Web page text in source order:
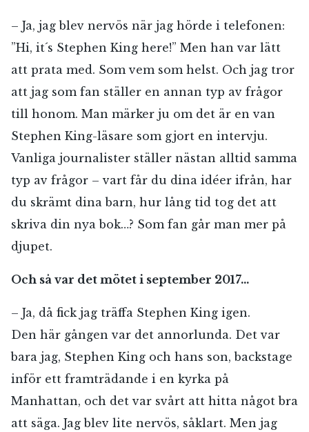
– Ja, jag blev nervös när jag hörde i telefonen:
”Hi, it´s Stephen King here!” Men han var lätt
att prata med. Som vem som helst. Och jag tror
att jag som fan ställer en annan typ av frågor
till honom. Man märker ju om det är en van
Stephen King-läsare som gjort en intervju.
Vanliga journalister ställer nästan alltid samma
typ av frågor – vart får du dina idéer ifrån, har
du skrämt dina barn, hur lång tid tog det att
skriva din nya bok…? Som fan går man mer på
djupet.
Och så var det mötet i september 2017…
– Ja, då fick jag träffa Stephen King igen.
Den här gången var det annorlunda. Det var
bara jag, Stephen King och hans son, backstage
inför ett framträdande i en kyrka på
Manhattan, och det var svårt att hitta något bra
att säga. Jag blev lite nervös, såklart. Men jag